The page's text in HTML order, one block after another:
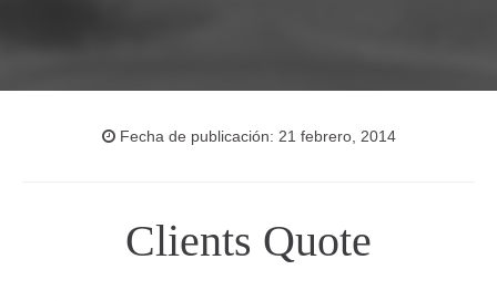
Fecha de publicación: 21 febrero, 2014
Clients Quote